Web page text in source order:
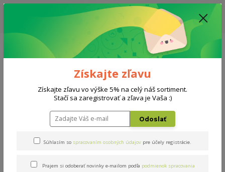
ZĽAVA: VŠETKY VYSTAVENÉ POSTELE ZA 400€ - CENA MATRACU A ROŠTU
PODĽA VÝBERU / DODACIA LEHOTA JE AKTUÁLNE 10-15 PRACOVNÝCH
Menu
0908 777 700 Po-So: 10-18 hod.
0
Doplnky Vankúš Carbon
Vankúš Carbon
Získajte zľavu
Získajte zľavu vo výške 5% na celý náš sortiment.
Stačí sa zaregistrovať a zľava je Vaša :)
Odoslať
Súhlasím so spracovaním osobných údajov pre účely registrácie.
Prajem si odoberať novinky e-mailom podľa podmienok spracovania